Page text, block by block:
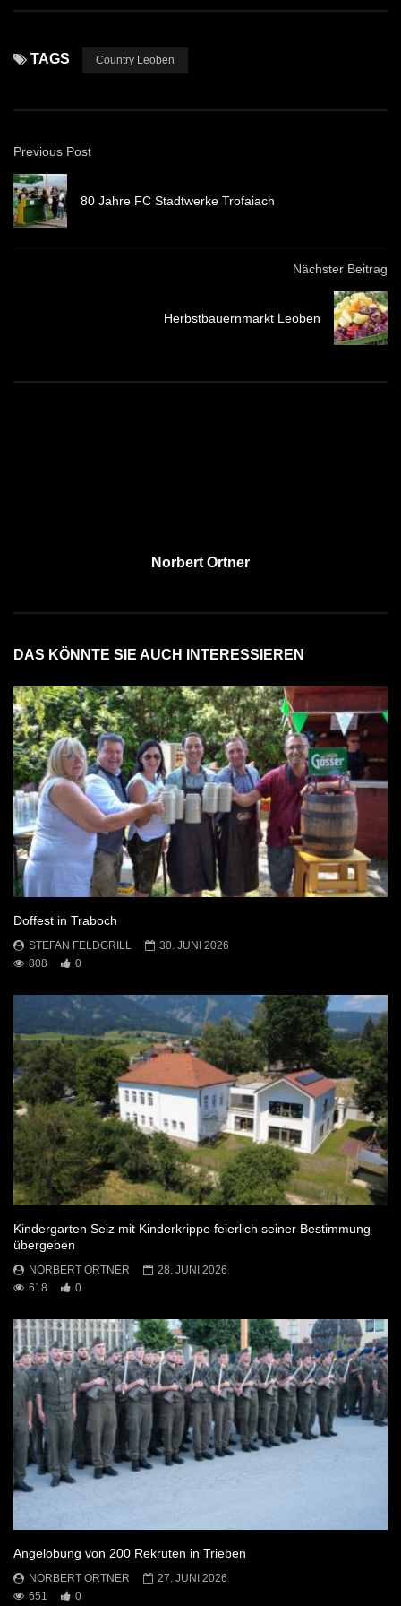
TAGS Country Leoben
Previous Post
80 Jahre FC Stadtwerke Trofaiach
Nächster Beitrag
Herbstbauernmarkt Leoben
Norbert Ortner
DAS KÖNNTE SIE AUCH INTERESSIEREN
Doffest in Traboch
STEFAN FELDGRILL
30. JUNI 2026
808
0
Kindergarten Seiz mit Kinderkrippe feierlich seiner Bestimmung
übergeben
NORBERT ORTNER
28. JUNI 2026
618
0
Angelobung von 200 Rekruten in Trieben
NORBERT ORTNER
27. JUNI 2026
651
0